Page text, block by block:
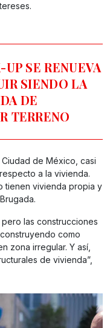
SE RENUEVA
SIENDO LA
DE
TERRENO
de México, casi
a la vivienda.
tienen vivienda propia y
las construcciones
como
zona irregular. Y así,
de vivienda”,